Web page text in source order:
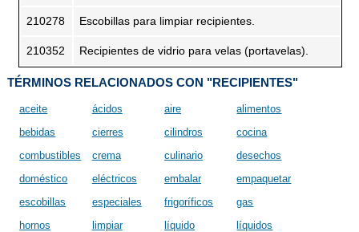
210278 Escobillas para limpiar recipientes.
210352 Recipientes de vidrio para velas (portavelas).
TÉRMINOS RELACIONADOS CON "RECIPIENTES"
aceite ácidos aire
alimentos
bebidas
cierres cilindros
cocina
combustibles
crema culinario
desechos
doméstico
eléctricos embalar
empaquetar
escobillas
especiales frigoríficos
gas
hornos
limpiar líquido
líquidos